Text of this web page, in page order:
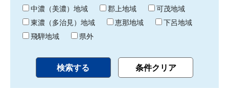
中濃（美濃）地域
郡上地域
可茂地域
東濃（多治見）地域
恵那地域
下呂地域
飛騨地域
県外